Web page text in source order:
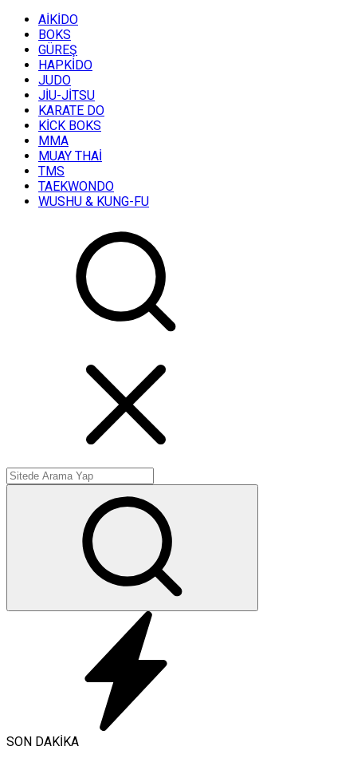
AİKİDO
BOKS
GÜREŞ
HAPKİDO
JUDO
JİU-JİTSU
KARATE DO
KİCK BOKS
MMA
MUAY THAİ
TMS
TAEKWONDO
WUSHU & KUNG-FU
SON DAKİKA